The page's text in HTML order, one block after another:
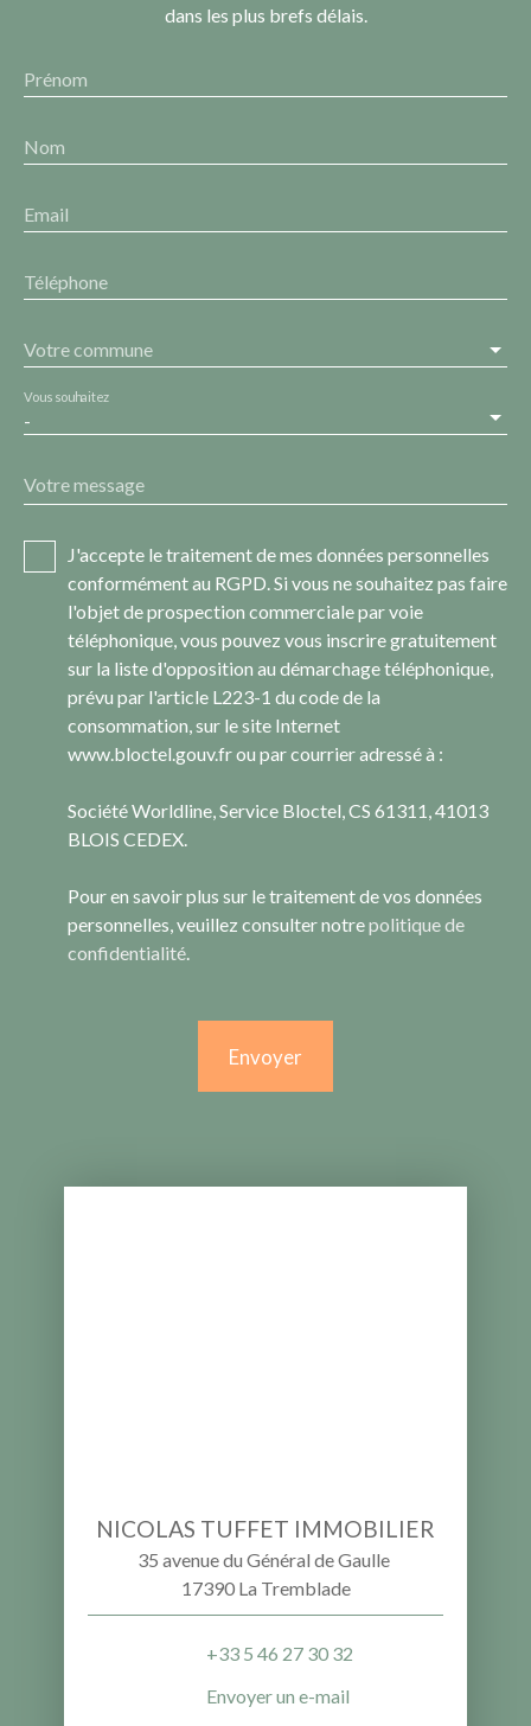
dans les plus brefs délais.
Prénom
Nom
Email
Téléphone
Votre commune
-
Vous souhaitez
Votre message
J'accepte le traitement de mes données personnelles
conformément au RGPD. Si vous ne souhaitez pas faire
l'objet de prospection commerciale par voie
téléphonique, vous pouvez vous inscrire gratuitement
sur la liste d'opposition au démarchage téléphonique,
prévu par l'article L223-1 du code de la
consommation, sur le site Internet
www.bloctel.gouv.fr ou par courrier adressé à :
Société Worldline, Service Bloctel, CS 61311, 41013
BLOIS CEDEX.
Pour en savoir plus sur le traitement de vos données
personnelles, veuillez consulter notrepolitique de
confidentialité.
Envoyer
NICOLAS TUFFET IMMOBILIER
35 avenue du Général de Gaulle
17390 La Tremblade
+33 5 46 27 30 32
Envoyer un e-mail